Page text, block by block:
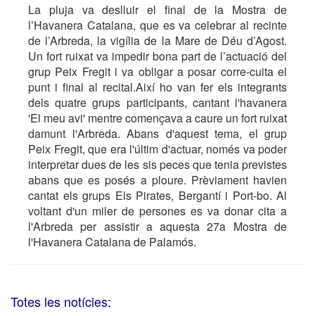
La pluja va deslluir el final de la Mostra de
l’Havanera Catalana, que es va celebrar al recinte
de l’Arbreda, la vigília de la Mare de Déu d’Agost.
Un fort ruixat va impedir bona part de l’actuació del
grup Peix Fregit i va obligar a posar corre-cuita el
punt i final al recital.Així ho van fer els integrants
dels quatre grups participants, cantant l'havanera
'El meu avi' mentre començava a caure un fort ruixat
damunt l'Arbreda. Abans d'aquest tema, el grup
Peix Fregit, que era l'últim d'actuar, només va poder
interpretar dues de les sis peces que tenia previstes
abans que es posés a ploure. Prèviament havien
cantat els grups Els Pirates, Bergantí i Port-bo. Al
voltant d'un miler de persones es va donar cita a
l'Arbreda per assistir a aquesta 27a Mostra de
l'Havanera Catalana de Palamós.
Totes les notícies: